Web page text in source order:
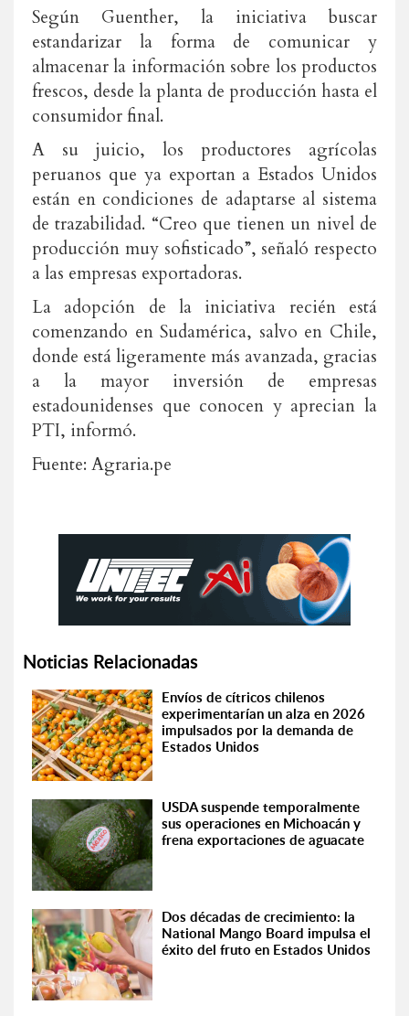
Según Guenther, la iniciativa buscar
estandarizar la forma de comunicar y
almacenar la información sobre los productos
frescos, desde la planta de producción hasta el
consumidor final.
A su juicio, los productores agrícolas
peruanos que ya exportan a Estados Unidos
están en condiciones de adaptarse al sistema
de trazabilidad. “Creo que tienen un nivel de
producción muy sofisticado”, señaló respecto
a las empresas exportadoras.
La adopción de la iniciativa recién está
comenzando en Sudamérica, salvo en Chile,
donde está ligeramente más avanzada, gracias
a la mayor inversión de empresas
estadounidenses que conocen y aprecian la
PTI, informó.
Fuente: Agraria.pe
Noticias Relacionadas
Envíos de cítricos chilenos
experimentarían un alza en 2026
impulsados por la demanda de
Estados Unidos
USDA suspende temporalmente
sus operaciones en Michoacán y
frena exportaciones de aguacate
Dos décadas de crecimiento: la
National Mango Board impulsa el
éxito del fruto en Estados Unidos